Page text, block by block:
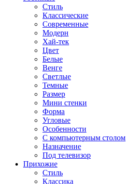
Стиль
Классические
Современные
Модерн
Хай-тек
Цвет
Белые
Венге
Светлые
Темные
Размер
Мини стенки
Форма
Угловые
Особенности
С компьютерным столом
Назначение
Под телевизор
Прихожие
Стиль
Классика